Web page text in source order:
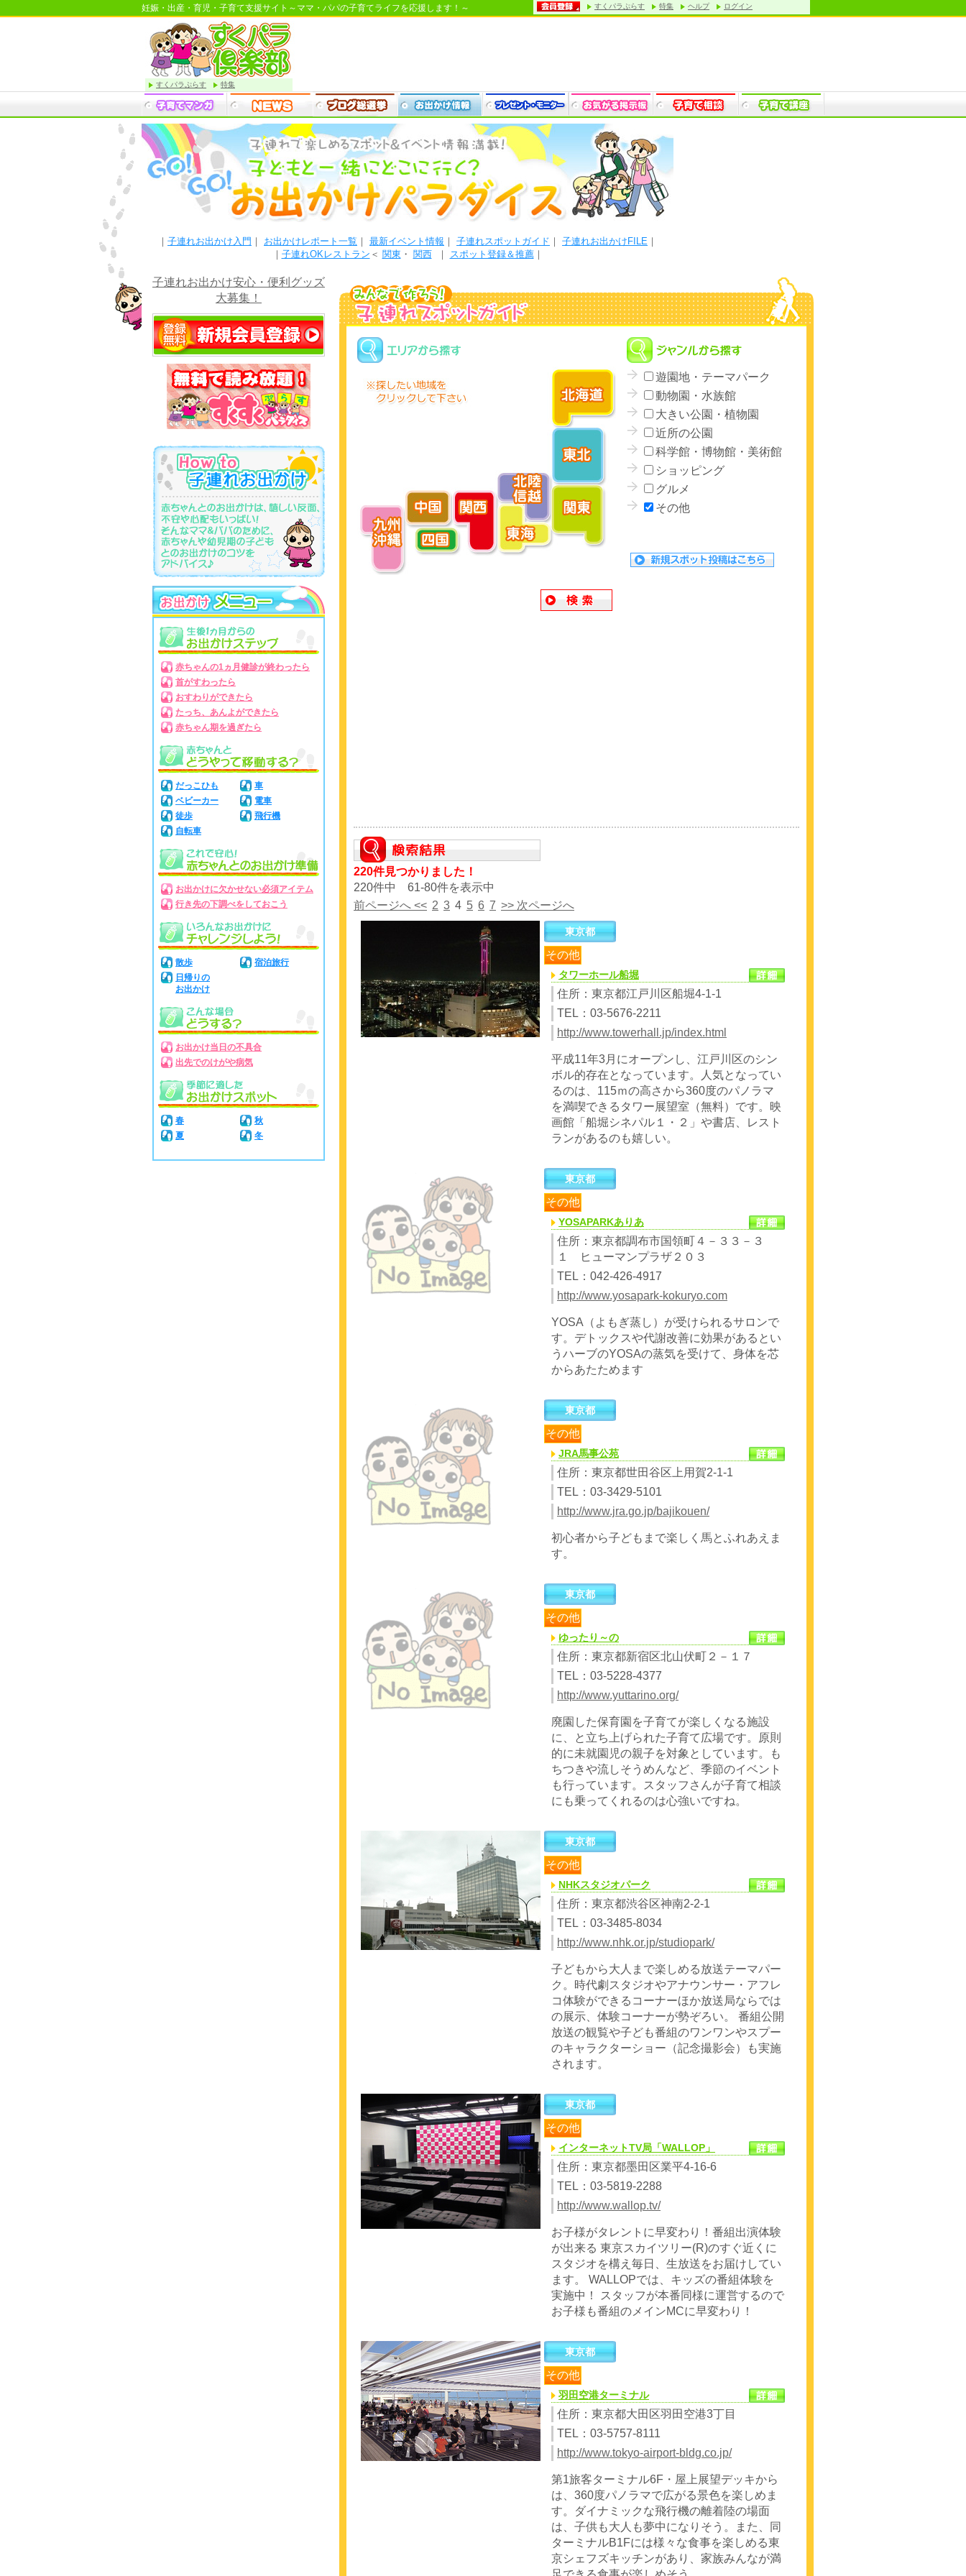
妊娠・出産・育児・子育て支援サイト～ママ・パパの子育てライフを応援します！～ すくパラぷらす 特集 ヘルプ ログイン
すくパラぷらす 特集
｜ 子連れお出かけ入門 ｜ お出かけレポート一覧 ｜ 最新イベント情報 ｜ 子連れスポットガイド ｜ 子連れお出かけFILE ｜
｜ 子連れOKレストラン ＜ 関東 ・ 関西｜ スポット登録＆推薦｜
子連れお出かけ安心・便利グッズ
大募集！
赤ちゃんの1ヵ月健診が終わったら
首がすわったら
おすわりができたら
たっち、あんよができたら
赤ちゃん期を過ぎたら
だっこひも
ベビーカー
徒歩
自転車
車
電車
飛行機
お出かけに欠かせない必須アイテム
行き先の下調べをしておこう
散歩
日帰りの
お出かけ
宿泊旅行
お出かけ当日の不具合
出先でのけがや病気
春
夏
秋
冬
遊園地・テーマパーク
動物園・水族館
大きい公園・植物園
近所の公園
科学館・博物館・美術館
ショッピング
グルメ
その他
220件見つかりました！
220件中 61-80件を表示中
前ページへ << 2 3 4 5 6 7 >> 次ページへ
東京都
その他
タワーホール船堀
住所：東京都江戸川区船堀4-1-1
TEL：03-5676-2211
http://www.towerhall.jp/index.html
平成11年3月にオープンし、江戸川区のシン
ボル的存在となっています。人気となってい
るのは、115ｍの高さから360度のパノラマ
を満喫できるタワー展望室（無料）です。映
画館「船堀シネパル１・２」や書店、レスト
ランがあるのも嬉しい。
東京都
その他
YOSAPARKありあ
住所：東京都調布市国領町４－３３－３
１ ヒューマンプラザ２０３
TEL：042-426-4917
http://www.yosapark-kokuryo.com
YOSA（よもぎ蒸し）が受けられるサロンで
す。デトックスや代謝改善に効果があるとい
うハーブのYOSAの蒸気を受けて、身体を芯
からあたためます
東京都
その他
JRA馬事公苑
住所：東京都世田谷区上用賀2-1-1
TEL：03-3429-5101
http://www.jra.go.jp/bajikouen/
初心者から子どもまで楽しく馬とふれあえま
す。
東京都
その他
ゆったり～の
住所：東京都新宿区北山伏町２－１７
TEL：03-5228-4377
http://www.yuttarino.org/
廃園した保育園を子育てが楽しくなる施設
に、と立ち上げられた子育て広場です。原則
的に未就園児の親子を対象としています。も
ちつきや流しそうめんなど、季節のイベント
も行っています。スタッフさんが子育て相談
にも乗ってくれるのは心強いですね。
東京都
その他
NHKスタジオパーク
住所：東京都渋谷区神南2-2-1
TEL：03-3485-8034
http://www.nhk.or.jp/studiopark/
子どもから大人まで楽しめる放送テーマパー
ク。時代劇スタジオやアナウンサー・アフレ
コ体験ができるコーナーほか放送局ならでは
の展示、体験コーナーが勢ぞろい。 番組公開
放送の観覧や子ども番組のワンワンやスプー
のキャラクターショー（記念撮影会）も実施
されます。
東京都
その他
インターネットTV局「WALLOP」
住所：東京都墨田区業平4-16-6
TEL：03-5819-2288
http://www.wallop.tv/
お子様がタレントに早変わり！番組出演体験
が出来る 東京スカイツリー(R)のすぐ近くに
スタジオを構え毎日、生放送をお届けしてい
ます。 WALLOPでは、キッズの番組体験を
実施中！ スタッフが本番同様に運営するので
お子様も番組のメインMCに早変わり！
東京都
その他
羽田空港ターミナル
住所：東京都大田区羽田空港3丁目
TEL：03-5757-8111
http://www.tokyo-airport-bldg.co.jp/
第1旅客ターミナル6F・屋上展望デッキから
は、360度パノラマで広がる景色を楽しめま
す。ダイナミックな飛行機の離着陸の場面
は、子供も大人も夢中になりそう。また、同
ターミナルB1Fには様々な食事を楽しめる東
京シェフズキッチンがあり、家族みんなが満